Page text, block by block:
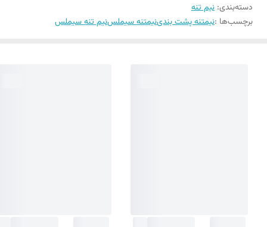
دسته‌بندی: نیم تنه
برچسب‌ها :نیمتنه پشت بندینیمتنه سیملسنیم تنه سیملس